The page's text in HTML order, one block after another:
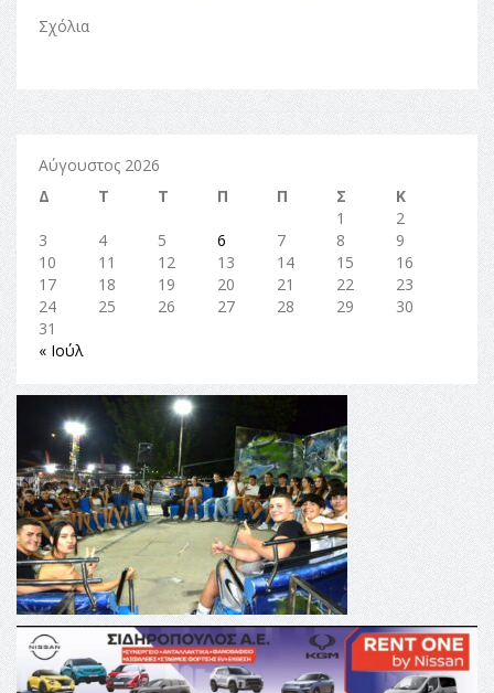
Σχόλια
Αύγουστος 2026
Δ
Τ Τ Π Π Σ
Κ
1
2
3
4 5 6 7 8
9
10
11 12 13 14 15
16
17
18 19 20 21 22
23
24
25 26 27 28 29
30
31
« Ιούλ